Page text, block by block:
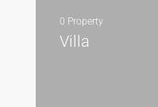
0 Property
Villa